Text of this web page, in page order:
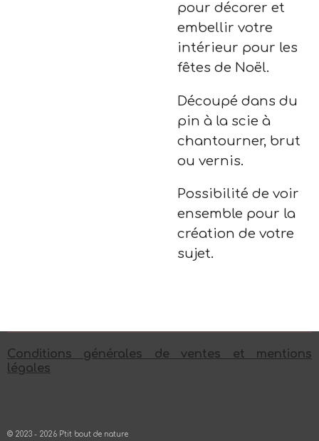
pour décorer et
embellir votre
intérieur pour les
fêtes de Noël.
Découpé dans du
pin à la scie à
chantourner, brut
ou vernis.
Possibilité de voir
ensemble pour la
création de votre
sujet.
Conditions générales de ventes et mentions
légales
© 2023 - 2026 P'tit bout de nature